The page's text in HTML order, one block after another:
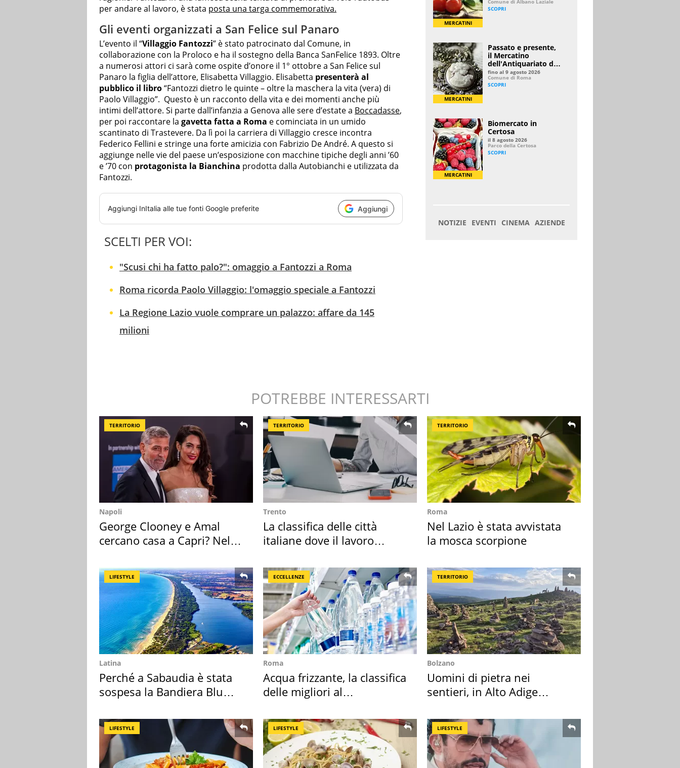
per andare al lavoro, è stata posta una targa commemorativa.
Gli eventi organizzati a San Felice sul Panaro
L’evento il “Villaggio Fantozzi” è stato patrocinato dal Comune, in
collaborazione con la Proloco e ha il sostegno della Banca SanFelice 1893. Oltre
a numerosi attori ci sarà come ospite d’onore il 1° ottobre a San Felice sul
Panaro la figlia dell’attore, Elisabetta Villaggio. Elisabetta presenterà al
pubblico il libro“Fantozzi dietro le quinte – oltre la maschera la vita (vera) di
Paolo Villaggio”. Questo è un racconto della vita e dei momenti anche più
intimi dell’attore. Si parte dall’infanzia a Genova alle sere d’estate a Boccadasse,
per poi raccontare la gavetta fatta a Roma e cominciata in un umido
scantinato di Trastevere. Da lì poi la carriera di Villaggio cresce incontra
Federico Fellini e stringe una forte amicizia con Fabrizio De André. A questo si
aggiunge nelle vie del paese un’esposizione con macchine tipiche degli anni ’60
e ’70 con protagonista la Bianchina prodotta dalla Autobianchi e utilizzata da
Fantozzi.
Aggiungi InItalia alle tue fonti Google preferite Aggiungi
SCELTI PER VOI:
"Scusi chi ha fatto palo?": omaggio a Fantozzi a Roma
Roma ricorda Paolo Villaggio: l'omaggio speciale a Fantozzi
La Regione Lazio vuole comprare un palazzo: affare da 145
milioni
POTREBBE INTERESSARTI
TERRITORIO
Napoli
George Clooney e Amal
cercano casa a Capri? Nel
TERRITORIO
Trento
La classifica delle città
italiane dove il lavoro
TERRITORIO
Roma
Nel Lazio è stata avvistata
la mosca scorpione
LIFESTYLE
Latina
Perché a Sabaudia è stata
sospesa la Bandiera Blu
ECCELLENZE
Roma
Acqua frizzante, la classifica
delle migliori al
TERRITORIO
Bolzano
Uomini di pietra nei
sentieri, in Alto Adige
LIFESTYLE LIFESTYLE LIFESTYLE